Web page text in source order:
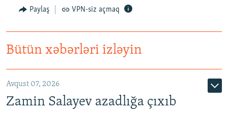
Paylaş VPN-siz açmaq
Bütün xəbərləri izləyin
Avqust 07, 2026
Zamin Salayev azadlığa çıxıb